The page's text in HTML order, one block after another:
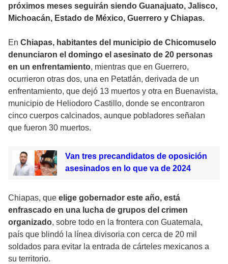
próximos meses seguirán siendo Guanajuato, Jalisco,
Michoacán, Estado de México, Guerrero y Chiapas.
En Chiapas, habitantes del municipio de Chicomuselo
denunciaron el domingo el asesinato de 20 personas
en un enfrentamiento, mientras que en Guerrero,
ocurrieron otras dos, una en Petatlán, derivada de un
enfrentamiento, que dejó 13 muertos y otra en Buenavista,
municipio de Heliodoro Castillo, donde se encontraron
cinco cuerpos calcinados, aunque pobladores señalan
que fueron 30 muertos.
Van tres precandidatos de oposición
asesinados en lo que va de 2024
Chiapas, que elige gobernador este año, está
enfrascado en una lucha de grupos del crimen
organizado, sobre todo en la frontera con Guatemala,
país que blindó la línea divisoria con cerca de 20 mil
soldados para evitar la entrada de cárteles mexicanos a
su territorio.